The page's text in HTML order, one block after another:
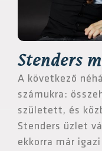
Stenders
A következő
számukra:
született, és
Stenders üzlet
ekkorra már